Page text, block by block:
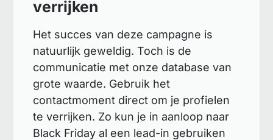
verrijken
Het succes van deze campagne is
natuurlijk geweldig. Toch is de
communicatie met onze database van
grote waarde. Gebruik het
contactmoment direct om je profielen
te verrijken. Zo kun je in aanloop naar
Black Friday al een lead-in gebruiken